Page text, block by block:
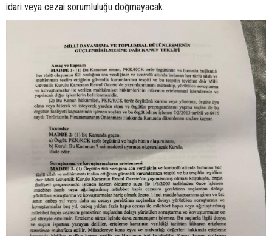
idari veya cezai sorumluluğu doğmayacak.